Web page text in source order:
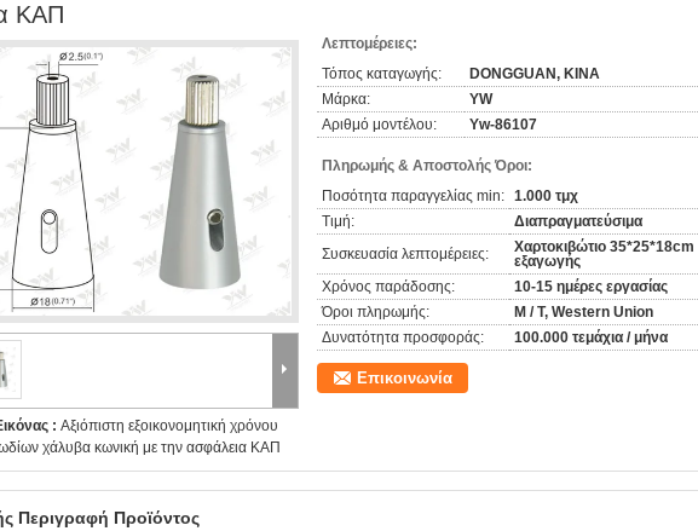
ΚΑΠ
: Αξιόπιστη εξοικονομητική χρόνου
χάλυβα κωνική με την ασφάλεια ΚΑΠ
Λεπτομέρειες:
Τόπος καταγωγής:
DONGGUAN, ΚΙΝΑ
Μάρκα:
YW
Αριθμό μοντέλου:
Yw-86107
Πληρωμής & Αποστολής Όροι:
Ποσότητα παραγγελίας min: 1.000 τμχ
Τιμή:
Διαπραγματεύσιμα
Συσκευασία λεπτομέρειες:
Χαρτοκιβώτιο 35*25*18cm
εξαγωγής
Χρόνος παράδοσης:
10-15 ημέρες εργασίας
Όροι πληρωμής:
Μ / Τ, Western Union
Δυνατότητα προσφοράς:
100.000 τεμάχια / μήνα
Επικοινωνία
Περιγραφή Προϊόντος